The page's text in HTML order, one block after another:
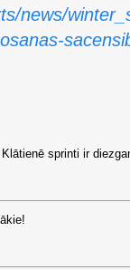
news/
sprinti ir